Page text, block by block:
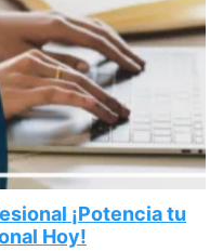
¡Potencia tu
Hoy!